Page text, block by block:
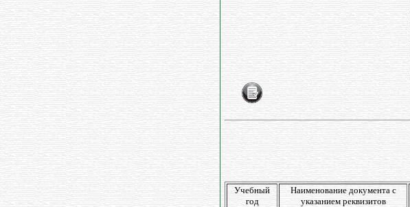
Учебный
год
Наименование документа с
указанием реквизитов